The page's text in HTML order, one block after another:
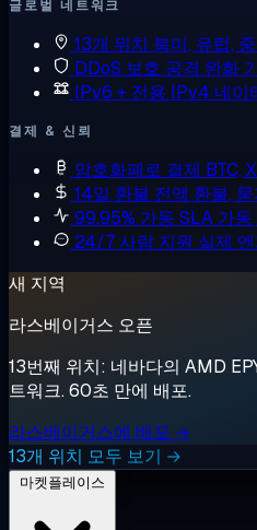
글로벌 네트워크
13개 위치 북미, 유럽,
DDoS 보호 공격 완화
IPv6 + 전용 IPv4 네이
결제 & 신뢰
암호화폐로 결제 BTC,
14일 환불 전액 환불,
99.95% 가동 SLA 가
24/7 사람 지원 실제
새 지역
라스베이거스 오픈
13번째 위치: 네바다의 AMD
트워크. 60초 만에 배포.
라스베이거스에 배포 →
13개 위치 모두 보기 →